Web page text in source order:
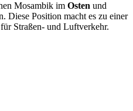
Mosambik im Osten und
Diese Position macht es zu einer
Straßen- und Luftverkehr.